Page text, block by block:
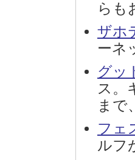
らも
ザホ
ーネ
グッ
ス。
まで
フェ
ルフ